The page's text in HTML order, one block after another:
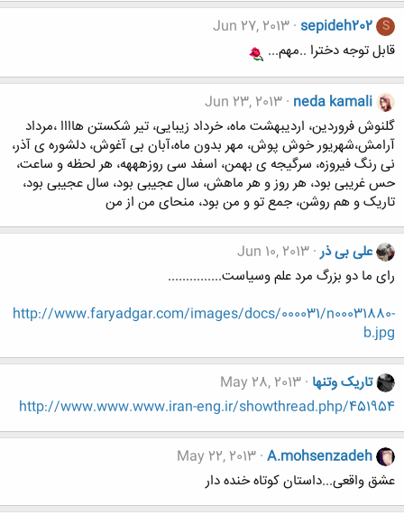
S
sepideh202
Jun 27, 2013
قابل توجه دخترا ..مهم...
neda kamali
Jun 23, 2013
گلنوش فروردین، اردیبهشت ماه، خرداد زیبایی، تیر شکستن هاااا ،مرداد
آرامش،شهریور خوش پوش، مهر بدون ماه،آبان بی آغوش، دلشوره ی آذر،
نی رنگ فیروزه، سرگیجه ی بهمن، اسفد سی روزهههه، هر لحظه و ساعت،
حس غریبی بود، هر روز و هر ماهش، سال عجیبی بود، سال عجیبی بود،
تاریک و هم روشن، جمع تو و من بود، منحای من از من
علی بی ذر Jun 10, 2013
رای ما دو بزرگ مرد علم وسیاست...............
http://www.faryadgar.com/images/docs/000031/n00031880-
b.jpg
تاریک وتنها May 28, 2013
http://www.www.www.iran-eng.ir/showthread.php/451954
A.mohsenzadeh
May 22, 2013
عشق واقعی...داستان کوتاه خنده دار